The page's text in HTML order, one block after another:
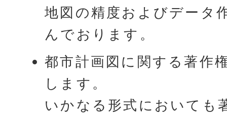
地図の精度およびデータ
んでおります。
都市計画図に関する著作
します。
いかなる形式においても